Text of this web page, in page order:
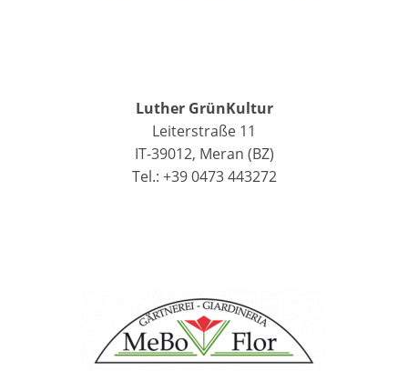
Luther GrünKultur
Leiterstraße 11
IT-39012, Meran (BZ)
Tel.: +39 0473 443272